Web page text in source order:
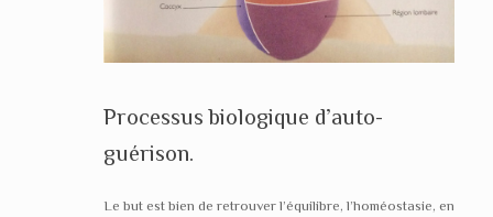
Processus biologique d’auto-
guérison.
Le but est bien de retrouver l’équilibre, l’homéostasie, en